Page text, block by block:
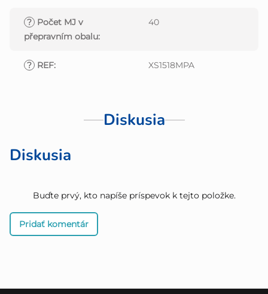
? Počet MJ v
přepravním obalu:
40
? REF: XS1518MPA
Diskusia
Diskusia
Buďte prvý, kto napíše príspevok k tejto položke.
Pridať komentár